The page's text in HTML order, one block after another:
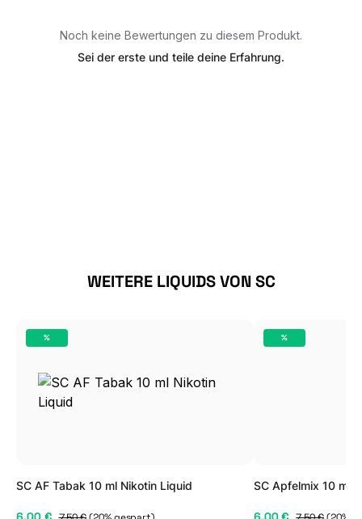
Noch keine Bewertungen zu diesem Produkt.
Sei der erste und teile deine Erfahrung.
Produktgalerie überspringen
WEITERE LIQUIDS VON SC
RABATT
%
SC AF Tabak 10 ml Nikotin Liquid
RABATT
%
SC Apfelmix 10 ml